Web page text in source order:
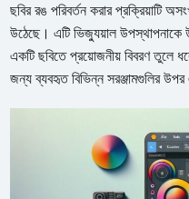
ছবির রঙ পরিবর্তন করার প্রক্রিয়াটি
উঠেছে। এটি ভিজ্যুয়াল উপস্থাপনাকে
একটি ছবিতে প্রয়োজনীয় বিবরণ তুলে
জন্য ব্যবহৃত বিভিন্ন সরঞ্জামগুলির উপর